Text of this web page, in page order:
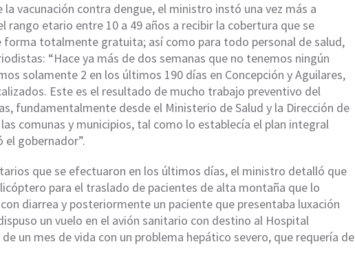
la vacunación contra dengue, el ministro instó una vez más a
rango etario entre 10 a 49 años a recibir la cobertura que se
forma totalmente gratuita; así como para todo personal de salud,
“Hace ya más de dos semanas que no tenemos ningún
solamente 2 en los últimos 190 días en Concepción y Aguilares,
Este es el resultado de mucho trabajo preventivo del
fundamentalmente desde el Ministerio de Salud y la Dirección de
comunas y municipios, tal como lo establecía el plan integral
el gobernador”.
que se efectuaron en los últimos días, el ministro detalló que
para el traslado de pacientes de alta montaña que lo
diarrea y posteriormente un paciente que presentaba luxación
un vuelo en el avión sanitario con destino al Hospital
un mes de vida con un problema hepático severo, que requería de